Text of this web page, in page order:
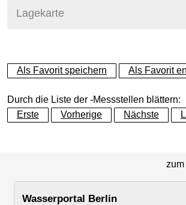
Lagekarte
+
−
Als Favorit speichern Als Favorit
Durch die Liste der -Messstellen blättern:
Erste
Vorherige Nächste
Wasserportal Berlin